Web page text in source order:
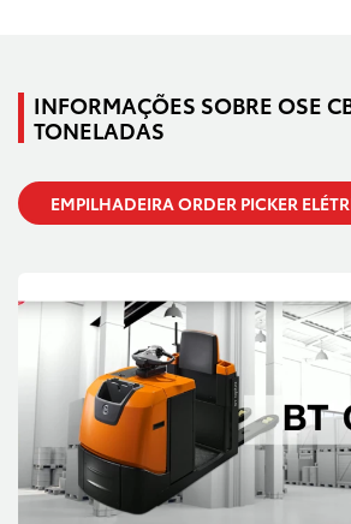
INFORMAÇÕES SOBRE OSE
TONELADAS
EMPILHADEIRA ORDER PICKER